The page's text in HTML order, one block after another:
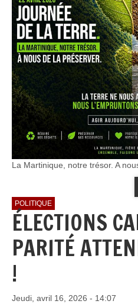
La Martinique, notre trésor. A
POLITIQUE
ÉLECTIONS
PARITÉ
!
Jeudi, avril 16, 2026 - 14:07